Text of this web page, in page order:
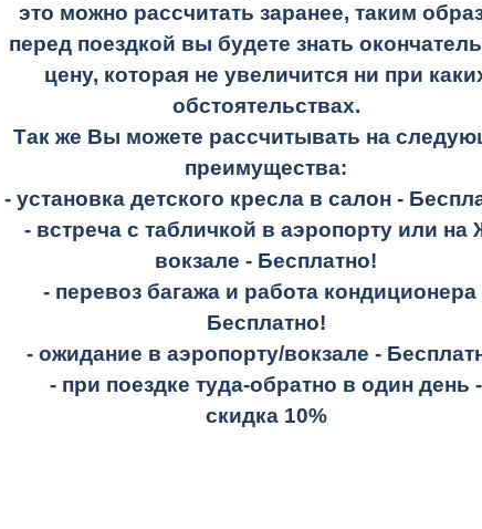
это можно рассчитать заранее, таким
перед поездкой вы будете знать
цену, которая не увеличится ни при
обстоятельствах.
Так же Вы можете рассчитывать на
преимущества:
- установка детского кресла в салон -
- встреча с табличкой в аэропорту или на
вокзале - Бесплатно!
- перевоз багажа и работа кондиционера
Бесплатно!
- ожидание в аэропорту/вокзале -
- при поездке туда-обратно в один день -
скидка 10%